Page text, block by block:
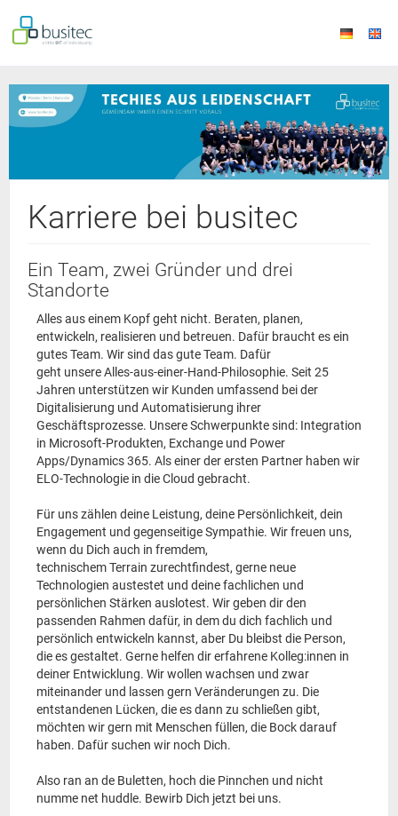
Karriere bei busitec
Ein Team, zwei Gründer und drei
Standorte
Alles aus einem Kopf geht nicht. Beraten, planen,
entwickeln, realisieren und betreuen. Dafür braucht es ein
gutes Team. Wir sind das gute Team. Dafür
geht unsere Alles-aus-einer-Hand-Philosophie. Seit 25
Jahren unterstützen wir Kunden umfassend bei der
Digitalisierung und Automatisierung ihrer
Geschäftsprozesse. Unsere Schwerpunkte sind: Integration
in Microsoft-Produkten, Exchange und Power
Apps/Dynamics 365. Als einer der ersten Partner haben wir
ELO-Technologie in die Cloud gebracht.
Für uns zählen deine Leistung, deine Persönlichkeit, dein
Engagement und gegenseitige Sympathie. Wir freuen uns,
wenn du Dich auch in fremdem,
technischem Terrain zurechtfindest, gerne neue
Technologien austestet und deine fachlichen und
persönlichen Stärken auslotest. Wir geben dir den
passenden Rahmen dafür, in dem du dich fachlich und
persönlich entwickeln kannst, aber Du bleibst die Person,
die es gestaltet. Gerne helfen dir erfahrene Kolleg:innen in
deiner Entwicklung. Wir wollen wachsen und zwar
miteinander und lassen gern Veränderungen zu. Die
entstandenen Lücken, die es dann zu schließen gibt,
möchten wir gern mit Menschen füllen, die Bock darauf
haben. Dafür suchen wir noch Dich.
Also ran an de Buletten, hoch die Pinnchen und nicht
numme net huddle. Bewirb Dich jetzt bei uns.